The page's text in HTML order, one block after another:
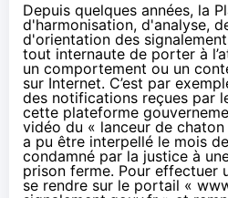
Depuis quelques années, la
d'harmonisation, d'analyse,
d'orientation des
tout internaute de porter à
un comportement ou un
sur Internet. C’est par
des notifications reçues par
cette plateforme
vidéo du « lanceur de chaton
a pu être interpellé le mois
condamné par la justice à
prison ferme. Pour effectuer
se rendre sur le portail «